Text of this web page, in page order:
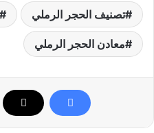
تصنيف الحجر الرملي
معادن الحجر الرملي